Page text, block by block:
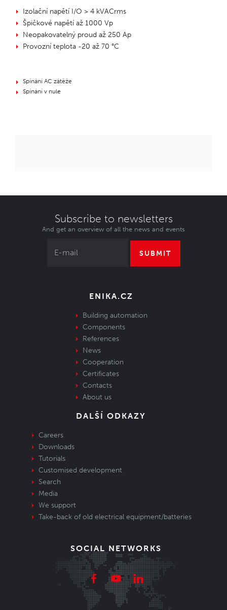
Izolační napětí I/O > 4 kVACrms
Špičkové napětí až 1000 Vp
Neopakovatelný proud až 250 Ap
Provozní teplota -20 až 70 °C
Spínání AC zátěže
Spínání v nule
Subscribe to newsletters
And get an overview of all the news and events
SUBMIT
ENIKA.CZ
Building automation
Components
References
News
Cooperation
Certificates
Contacts
About us
DALŠÍ ODKAZY
Careers
Downloads
Tutorials
Customised development
Search
Media
We support
Take-back of old electrical equipment/batteries
SOCIAL NETWORKS